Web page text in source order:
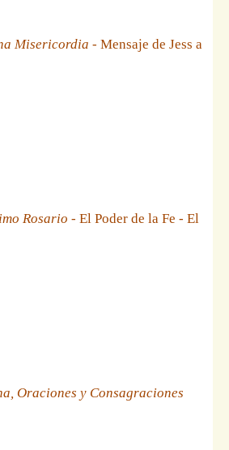
Misericordia - Mensaje de Jess a
Rosario - El Poder de la Fe - El
Oraciones y Consagraciones